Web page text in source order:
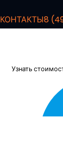
КОНТАКТЫ8
Узнать
Задать